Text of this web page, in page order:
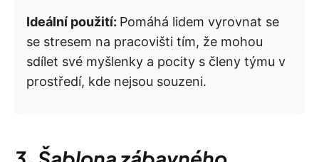
Ideální použití: Pomáhá lidem vyrovnat se
se stresem na pracovišti tím, že mohou
sdílet své myšlenky a pocity s členy týmu v
prostředí, kde nejsou souzeni.